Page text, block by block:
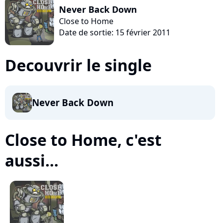
Never Back Down
Close to Home
Date de sortie: 15 février 2011
Decouvrir le single
Never Back Down
Close to Home, c'est
aussi...